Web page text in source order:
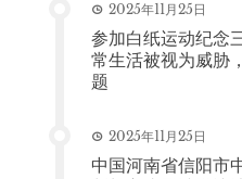
2025年11月25日
参加白纸运动纪
常生活被视为威胁
题
2025年11月25日
中国河南省信阳市